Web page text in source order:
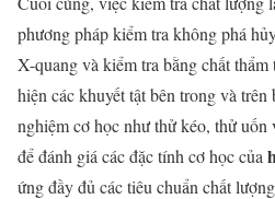
phương pháp kiểm tra không phá
X-quang và kiểm tra bằng chất
hiện các khuyết tật bên trong và
nghiệm cơ học như thử kéo, thử uốn
để đánh giá các đặc tính cơ học của
ứng đầy đủ các tiêu chuẩn chất